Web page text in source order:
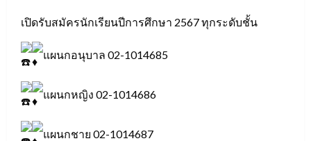
เปิดรับสมัครนักเรียนปีการศึกษา 2567 ทุกระดับชั้น
แผนกอนุบาล 02-1014685
แผนกหญิง 02-1014686
แผนกชาย 02-1014687